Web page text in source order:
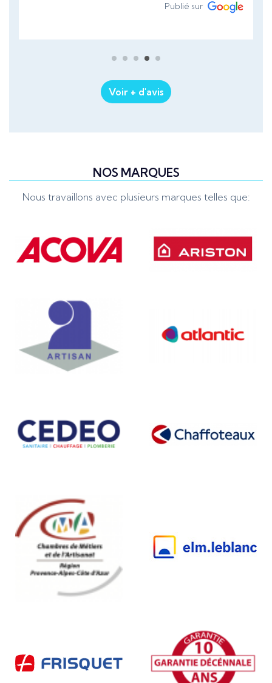
Publié sur
Voir + d'avis
NOS MARQUES
Nous travaillons avec plusieurs marques telles que: